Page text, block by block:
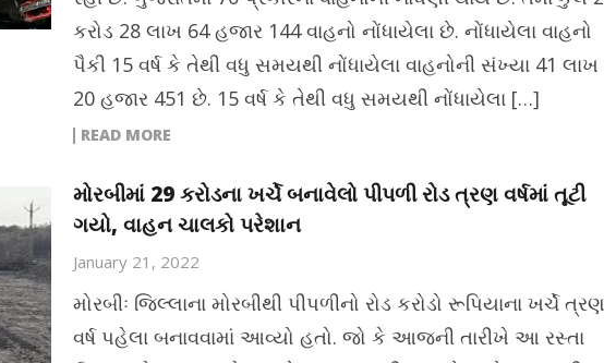
કરોડ 28 લાખ 64 હજાર 144 વાહનો નોંધાયેલા છે. નોંધાયેલા વાહનો
પૈકી 15 વર્ષ કે તેથી વધુ સમયથી નોંધાયેલા વાહનોની સંખ્યા 41 લાખ
20 હજાર 451 છે. 15 વર્ષ કે તેથી વધુ સમયથી નોંધાયેલા […]
READ MORE
મોરબીમાં 29 કરોડના ખર્ચે બનાવેલો પીપળી રોડ ત્રણ વર્ષમાં તૂટી
ગયો, વાહન ચાલકો પરેશાન
January 21, 2022
મોરબીઃ જિલ્લાના મોરબીથી પીપળીનો રોડ કરોડો રૂપિયાના ખર્ચે ત્રણ
વર્ષ પહેલા બનાવવામાં આવ્યો હતો. જો કે આજની તારીખે આ રસ્તા